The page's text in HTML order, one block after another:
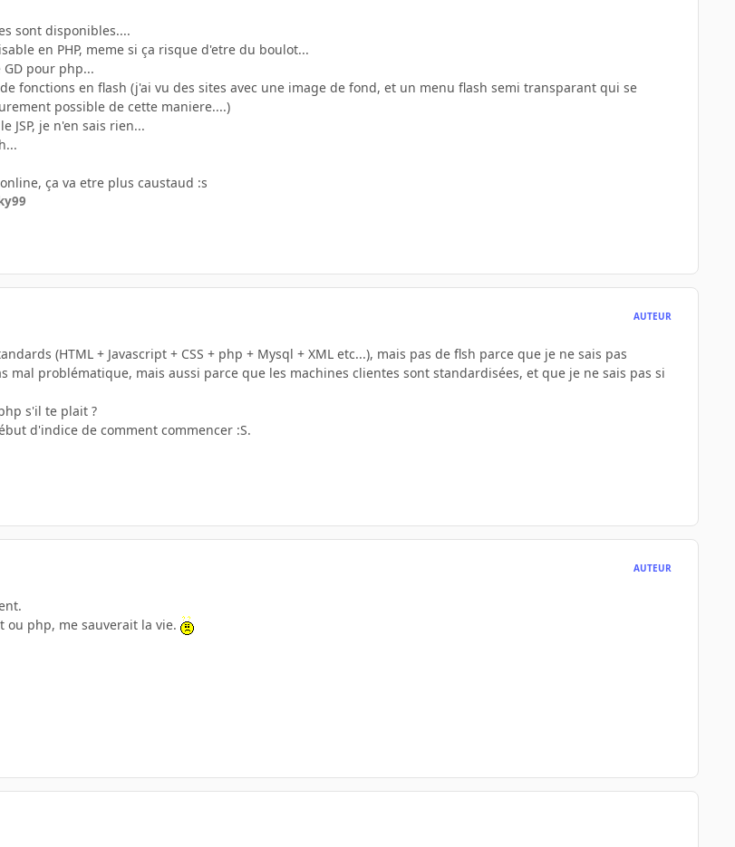
sont disponibles....
en PHP, meme si ça risque d'etre du boulot...
pour php...
fonctions en flash (j'ai vu des sites avec une image de fond, et un menu flash semi transparant qui se
possible de cette maniere....)
JSP, je n'en sais rien...
ça va etre plus caustaud :s
AUTEUR
(HTML + Javascript + CSS + php + Mysql + XML etc...), mais pas de flsh parce que je ne sais pas
mal problématique, mais aussi parce que les machines clientes sont standardisées, et que je ne sais pas si
s'il te plait ?
d'indice de comment commencer :S.
AUTEUR
ou php, me sauverait la vie.